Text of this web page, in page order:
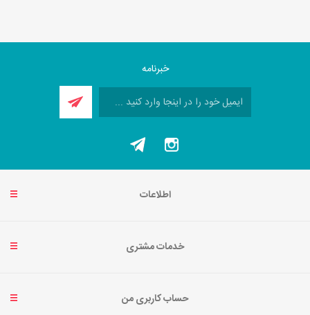
خبرنامه
اطلاعات
خدمات مشتری
حساب کاربری من